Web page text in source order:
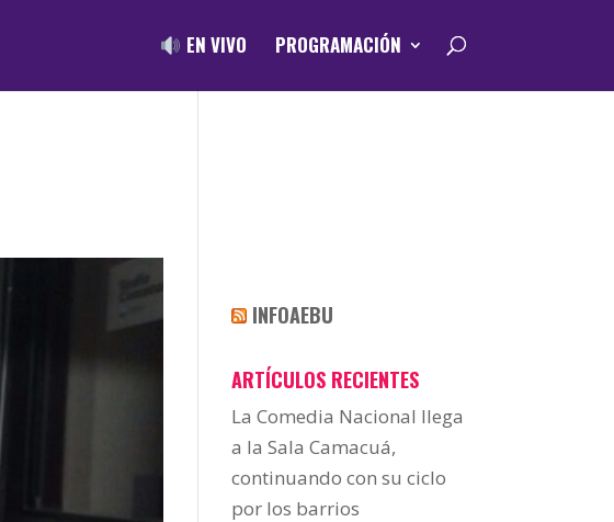
EN VIVO PROGRAMACIÓN
INFOAEBU
ARTÍCULOS RECIENTES
La Comedia Nacional llega
a la Sala Camacuá,
continuando con su ciclo
por los barrios